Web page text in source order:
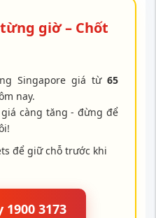
giờ – Chốt
Singapore giá từ 65
nay.
giá càng tăng - đừng để
để giữ chỗ trước khi
1900 3173